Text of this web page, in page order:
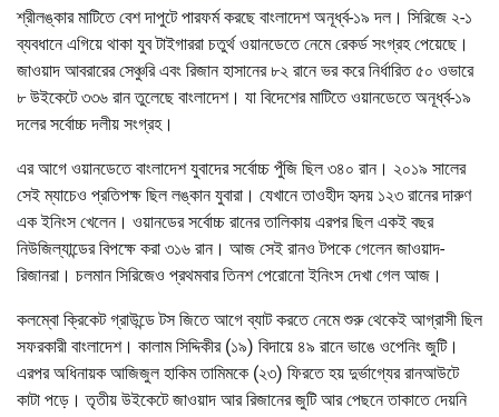
শ্রীলঙ্কার মাটিতে বেশ দাপুটে পারফর্ম করছে বাংলাদেশ অনূর্ধ্ব-১৯ দল। সিরিজে ২-১
ব্যবধানে এগিয়ে থাকা যুব টাইগাররা চতুর্থ ওয়ানডেতে নেমে রেকর্ড সংগ্রহ পেয়েছে।
জাওয়াদ আবরারের সেঞ্চুরি এবং রিজান হাসানের ৮২ রানে ভর করে নির্ধারিত ৫০ ওভারে
৮ উইকেটে ৩৩৬ রান তুলেছে বাংলাদেশ। যা বিদেশের মাটিতে ওয়ানডেতে অনূর্ধ্ব-১৯
দলের সর্বোচ্চ দলীয় সংগ্রহ।
এর আগে ওয়ানডেতে বাংলাদেশ যুবাদের সর্বোচ্চ পুঁজি ছিল ৩৪০ রান। ২০১৯ সালের
সেই ম্যাচেও প্রতিপক্ষ ছিল লঙ্কান যুবারা। যেখানে তাওহীদ হৃদয় ১২৩ রানের দারুণ
এক ইনিংস খেলেন। ওয়ানডের সর্বোচ্চ রানের তালিকায় এরপর ছিল একই বছর
নিউজিল্যান্ডের বিপক্ষে করা ৩১৬ রান। আজ সেই রানও টপকে গেলেন জাওয়াদ-
রিজানরা। চলমান সিরিজেও প্রথমবার তিনশ পেরোনো ইনিংস দেখা গেল আজ।
কলম্বো ক্রিকেট গ্রাউন্ডে টস জিতে আগে ব্যাট করতে নেমে শুরু থেকেই আগ্রাসী ছিল
সফরকারী বাংলাদেশ। কালাম সিদ্দিকীর (১৯) বিদায়ে ৪৯ রানে ভাঙে ওপেনিং জুটি।
এরপর অধিনায়ক আজিজুল হাকিম তামিমকে (২৩) ফিরতে হয় দুর্ভাগ্যের রানআউটে
কাটা পড়ে। তৃতীয় উইকেটে জাওয়াদ আর রিজানের জুটি আর পেছনে তাকাতে দেয়নি